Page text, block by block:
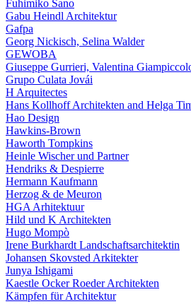
Fuhimiko Sano
Gabu Heindl Architektur
Gafpa
Georg Nickisch, Selina Walder
GEWOBA
Giuseppe Gurrieri, Valentina
Grupo Culata Jovái
H Arquitectes
Hans Kollhoff Architekten and Helga
Hao Design
Hawkins-Brown
Haworth Tompkins
Heinle Wischer und Partner
Hendriks & Despierre
Hermann Kaufmann
Herzog & de Meuron
HGA Arhitektuur
Hild und K Architekten
Hugo Mompò
Irene Burkhardt Landschaftsarchitektin
Johansen Skovsted Arkitekter
Junya Ishigami
Kaestle Ocker Roeder Architekten
Kämpfen für Architektur